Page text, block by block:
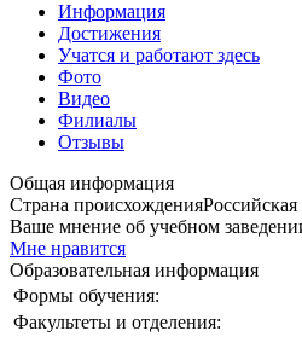
Информация
Достижения
Учатся и работают здесь
Фото
Видео
Филиалы
Отзывы
Общая информация
Страна происхождения
Ваше мнение об учебном
Мне нравится
Образовательная информация
Формы обучения:
Факультеты и отделения: